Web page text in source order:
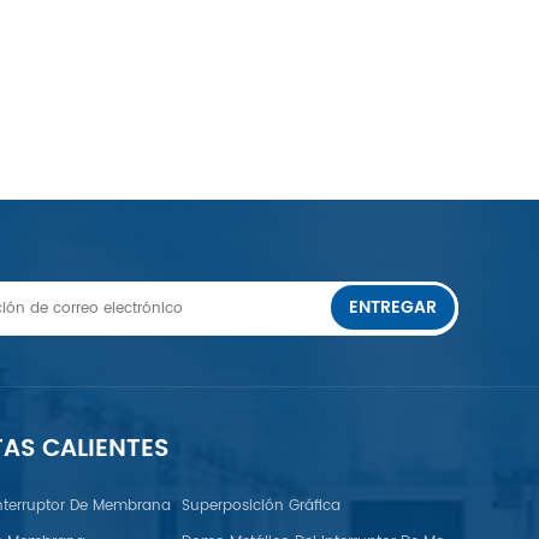
ENTREGAR
CALIENTES
De Membrana Superposición Gráfica